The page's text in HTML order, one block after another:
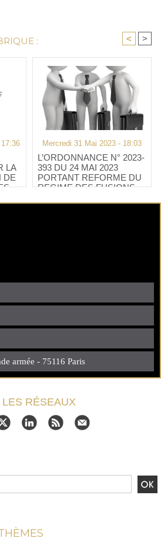
: < >
17:36
LA
DE
Mercredi 31 Mai 2023 - 18:03
L’ORDONNANCE N° 2023-
393 DU 24 MAI 2023
PORTANT REFORME DU
REGIME DES FUSIONS,
armée - 75116 Paris
RÉSEAUX